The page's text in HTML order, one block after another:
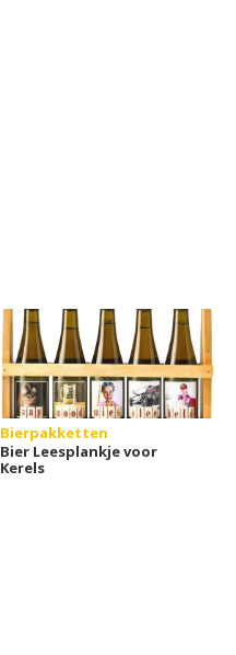
Bierpakketten
Bier Leesplankje voor
Kerels